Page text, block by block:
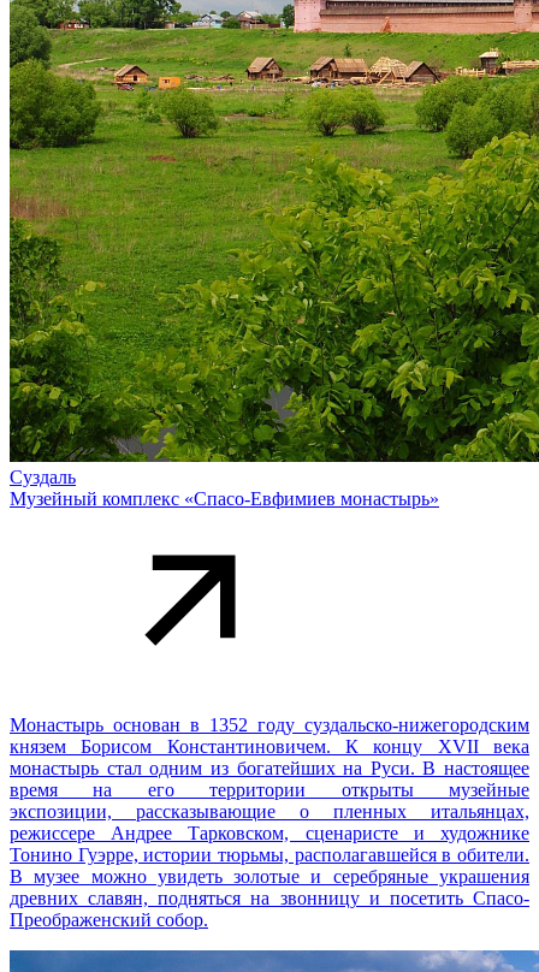
Суздаль
Музейный комплекс «Спасо-Евфимиев монастырь»
Монастырь основан в 1352 году суздальско-нижегородским
князем Борисом Константиновичем. К концу XVII века
монастырь стал одним из богатейших на Руси. В настоящее
время на его территории открыты музейные
экспозиции, рассказывающие о пленных итальянцах,
режиссере Андрее Тарковском, сценаристе и художнике
Тонино Гуэрре, истории тюрьмы, располагавшейся в обители.
В музее можно увидеть золотые и серебряные украшения
древних славян, подняться на звонницу и посетить Спасо-
Преображенский собор.